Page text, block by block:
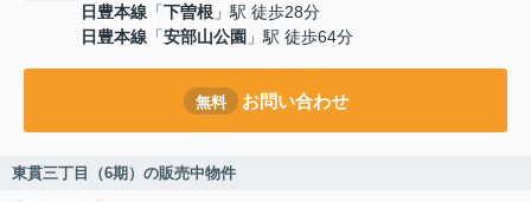
日豊本線 「下曽根 」駅 徒歩28分
日豊本線 「安部山公園 」駅 徒歩64分
無料 お問い合わせ
東貫三丁目（6期）の販売中物件